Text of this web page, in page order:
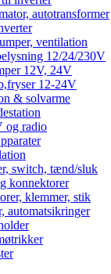
autotransformer
ventilation
12/24/230V
12V, 24V
12-24V
& solvarme
og radio
switch, tænd/sluk
konnektorer
klemmer, stik
automatsikringer